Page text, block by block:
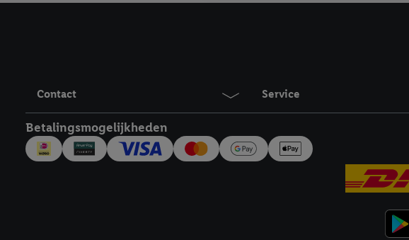
Contact Service
Betalingsmogelijkheden
Lidl-diensten worden weergegeven, als
mailadres en met eventuele andere
verwerkingsdoeleinden je instemt. Verder
Door te klikken op "Weigeren", kies je voor
Door op "Akkoord" te klikken, stem je in met
inclusief over de opslagperiode van de
privacyverklaring.Je
over de cookies die wij inzetten.